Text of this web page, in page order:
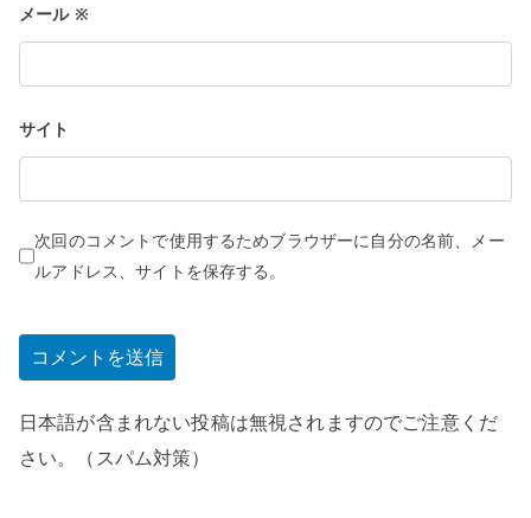
メール ※
サイト
次回のコメントで使用するためブラウザーに自分の名前、メー
ルアドレス、サイトを保存する。
日本語が含まれない投稿は無視されますのでご注意くだ
さい。（スパム対策）